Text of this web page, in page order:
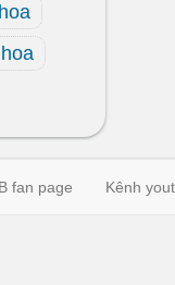
fan page Kênh